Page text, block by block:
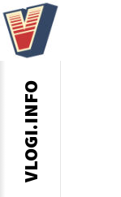
VLOGI.INFO